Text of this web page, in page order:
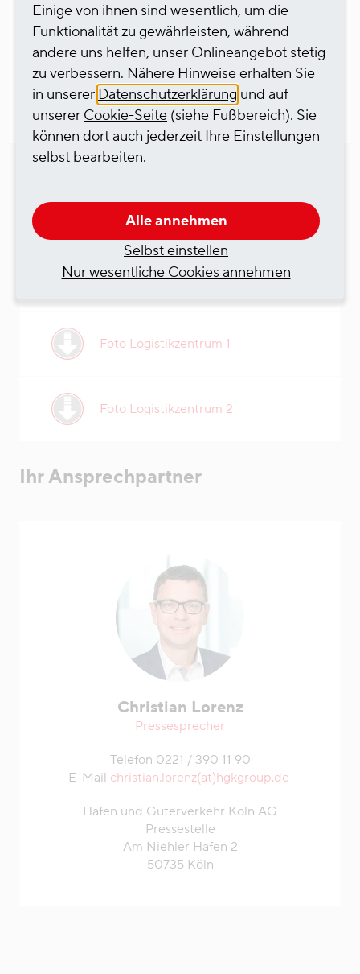
auch für die Wirtschaft der Region bedeutet das
einen Meilenstein“, freut sich neska-
Geschäftsführer Dr. Jan Zeese.
Downloads
Pressemitteilung als PDF
Foto Logistikzentrum 1
Foto Logistikzentrum 2
Ihr Ansprechpartner
Christian Lorenz
Pressesprecher
Telefon 0221 / 390 11 90
E-Mail christian.lorenz(at)hgkgroup.de
Häfen und Güterverkehr Köln AG
Pressestelle
Am Niehler Hafen 2
50735 Köln
Einige von ihnen sind wesentlich, um die
Funktionalität zu gewährleisten, während
andere uns helfen, unser Onlineangebot stetig
zu verbessern. Nähere Hinweise erhalten Sie
in unserer Datenschutzerklärung und auf
unserer Cookie-Seite (siehe Fußbereich). Sie
können dort auch jederzeit Ihre Einstellungen
selbst bearbeiten.
Alle annehmen
Selbst einstellen
Nur wesentliche Cookies annehmen